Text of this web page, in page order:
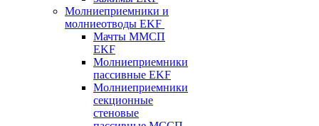
Молниеприемники и
молниеотводы EKF
Мачты ММСП
EKF
Молниеприемники
пассивные EKF
Молниеприемники
секционные
стеновые